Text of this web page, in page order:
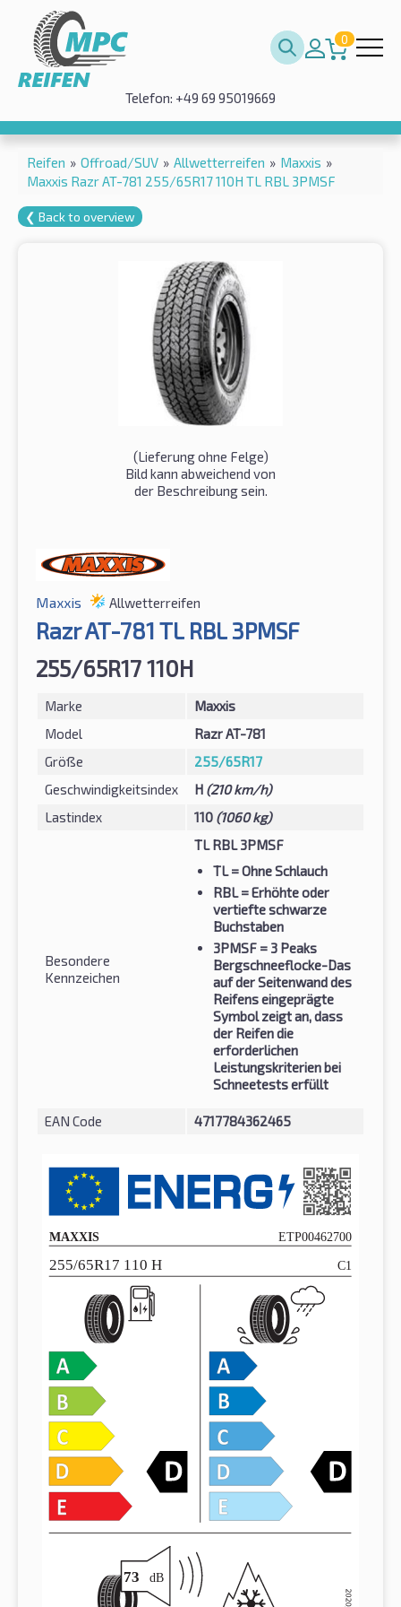
0
Telefon: +49 69 95019669
Reifen » Offroad/SUV » Allwetterreifen » Maxxis »
Maxxis Razr AT-781 255/65R17 110H TL RBL 3PMSF
❮ Back to overview
(Lieferung ohne Felge)
Bild kann abweichend von
der Beschreibung sein.
Maxxis Allwetterreifen
Razr AT-781 TL RBL 3PMSF
255/65R17 110H
Marke
Maxxis
Model
Razr AT-781
Größe
255/65R17
Geschwindigkeitsindex
H (210 km/h)
Lastindex
110 (1060 kg)
Besondere
Kennzeichen
TL RBL 3PMSF
TL= Ohne Schlauch
RBL= Erhöhte oder
vertiefte schwarze
Buchstaben
3PMSF = 3 Peaks
Bergschneeflocke-Das
auf der Seitenwand des
Reifens eingeprägte
Symbol zeigt an, dass
der Reifen die
erforderlichen
Leistungskriterien bei
Schneetests erfüllt
EAN Code 4717784362465